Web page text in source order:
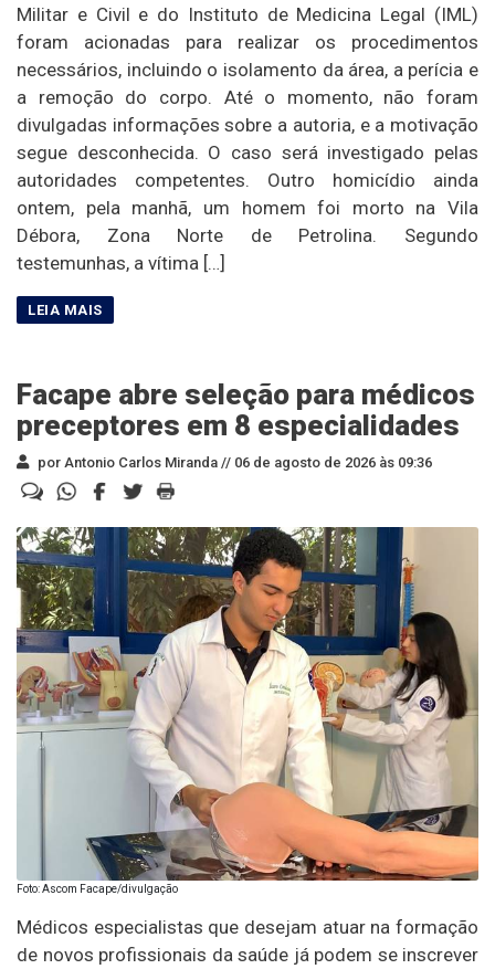
Militar e Civil e do Instituto de Medicina Legal (IML)
foram acionadas para realizar os procedimentos
necessários, incluindo o isolamento da área, a perícia e
a remoção do corpo. Até o momento, não foram
divulgadas informações sobre a autoria, e a motivação
segue desconhecida. O caso será investigado pelas
autoridades competentes. Outro homicídio ainda
ontem, pela manhã, um homem foi morto na Vila
Débora, Zona Norte de Petrolina. Segundo
testemunhas, a vítima […]
Facape abre seleção para médicos
preceptores em 8 especialidades
por Antonio Carlos Miranda // 06 de agosto de 2026 às 09:36
Foto: Ascom Facape/divulgação
Médicos especialistas que desejam atuar na formação
de novos profissionais da saúde já podem se inscrever